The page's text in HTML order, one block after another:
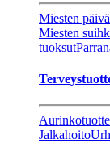
Miesten
Miesten
tuoksut
Jalkahoito